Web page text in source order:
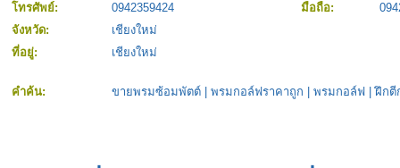
โทรศัพย์:
0942359424 มือถือ:
จังหวัด:
เชียงใหม่
ที่อยู่:
เชียงใหม่
คำค้น: ขายพรมซ้อมพัตต์ พรมกอล์ฟราคาถูก พรมกอล์ฟ |ฝึกตี